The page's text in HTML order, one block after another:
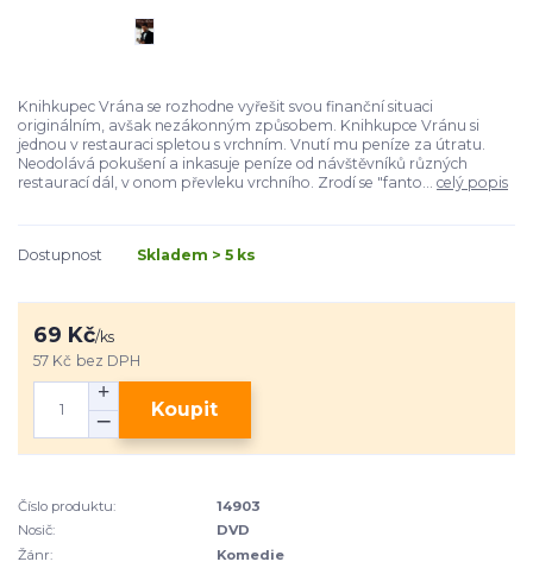
Knihkupec Vrána se rozhodne vyřešit svou finanční situaci
originálním, avšak nezákonným způsobem. Knihkupce Vránu si
jednou v restauraci spletou s vrchním. Vnutí mu peníze za útratu.
Neodolává pokušení a inkasuje peníze od návštěvníků různých
restaurací dál, v onom převleku vrchního. Zrodí se "fanto... celý popis
Dostupnost Skladem > 5 ks
69 Kč/ks
57 Kč bez DPH
Koupit
Číslo produktu:
14903
Nosič:
DVD
Žánr:
Komedie